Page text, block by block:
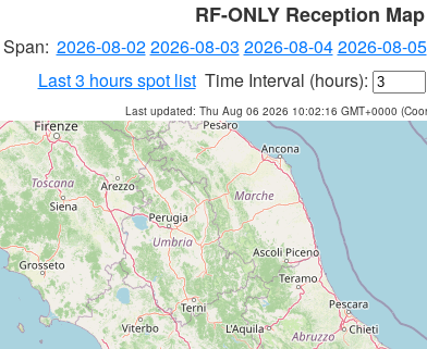
RF-ONLY Reception
2026-08-022026-08-03 2026-08-042026-08-05
Last 3 hours spot list Time Interval (hours):
Last updated: Thu Aug 06 2026 10:02:16 GMT+0000